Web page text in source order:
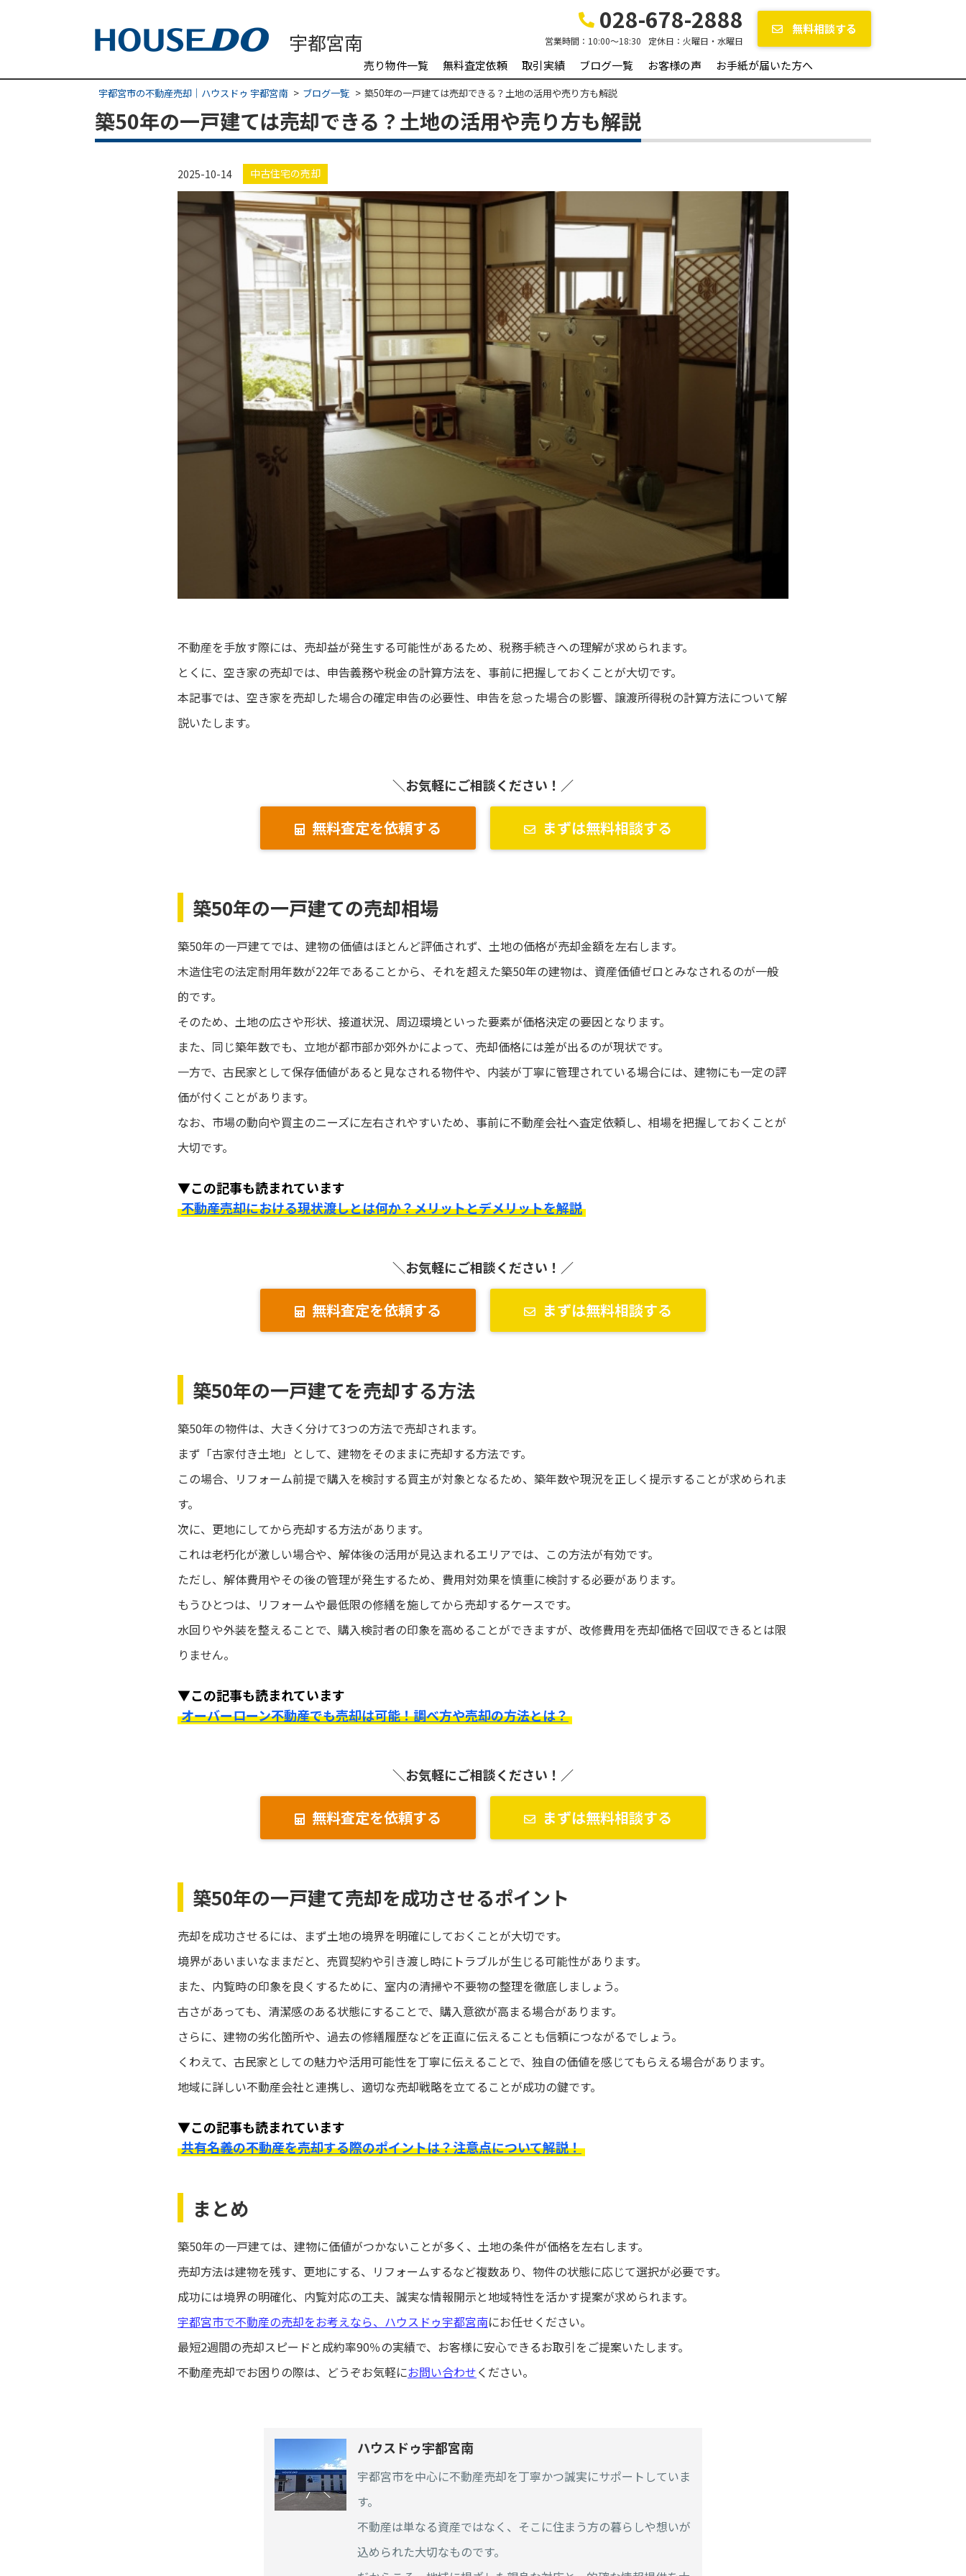
028-678-2888
営業時間： 10:00～18:30 定休日： 火曜日・水曜日
無料相談する
売り物件一覧 無料査定依頼 取引実績 ブログ一覧 お客様の声 お手紙が届いた方へ
宇都宮市の不動産売却｜ハウスドゥ 宇都宮南 ブログ一覧 築50年の一戸建ては売却できる？土地の活用や売り方も解説
築50年の一戸建ては売却できる？土地の活用や売り方も解説
2025-10-14 中古住宅の売却
不動産を手放す際には、売却益が発生する可能性があるため、税務手続きへの理解が求められます。
とくに、空き家の売却では、申告義務や税金の計算方法を、事前に把握しておくことが大切です。
本記事では、空き家を売却した場合の確定申告の必要性、申告を怠った場合の影響、譲渡所得税の計算方法について解
説いたします。
＼お気軽にご相談ください！／
無料査定を依頼する まずは無料相談する
築50年の一戸建ての売却相場
築50年の一戸建てでは、建物の価値はほとんど評価されず、土地の価格が売却金額を左右します。
木造住宅の法定耐用年数が22年であることから、それを超えた築50年の建物は、資産価値ゼロとみなされるのが一般
的です。
そのため、土地の広さや形状、接道状況、周辺環境といった要素が価格決定の要因となります。
また、同じ築年数でも、立地が都市部か郊外かによって、売却価格には差が出るのが現状です。
一方で、古民家として保存価値があると見なされる物件や、内装が丁寧に管理されている場合には、建物にも一定の評
価が付くことがあります。
なお、市場の動向や買主のニーズに左右されやすいため、事前に不動産会社へ査定依頼し、相場を把握しておくことが
大切です。
▼この記事も読まれています
不動産売却における現状渡しとは何か？メリットとデメリットを解説
＼お気軽にご相談ください！／
無料査定を依頼する まずは無料相談する
築50年の一戸建てを売却する方法
築50年の物件は、大きく分けて3つの方法で売却されます。
まず「古家付き土地」として、建物をそのままに売却する方法です。
この場合、リフォーム前提で購入を検討する買主が対象となるため、築年数や現況を正しく提示することが求められま
す。
次に、更地にしてから売却する方法があります。
これは老朽化が激しい場合や、解体後の活用が見込まれるエリアでは、この方法が有効です。
ただし、解体費用やその後の管理が発生するため、費用対効果を慎重に検討する必要があります。
もうひとつは、リフォームや最低限の修繕を施してから売却するケースです。
水回りや外装を整えることで、購入検討者の印象を高めることができますが、改修費用を売却価格で回収できるとは限
りません。
▼この記事も読まれています
オーバーローン不動産でも売却は可能！調べ方や売却の方法とは？
＼お気軽にご相談ください！／
無料査定を依頼する まずは無料相談する
築50年の一戸建て売却を成功させるポイント
売却を成功させるには、まず土地の境界を明確にしておくことが大切です。
境界があいまいなままだと、売買契約や引き渡し時にトラブルが生じる可能性があります。
また、内覧時の印象を良くするために、室内の清掃や不要物の整理を徹底しましょう。
古さがあっても、清潔感のある状態にすることで、購入意欲が高まる場合があります。
さらに、建物の劣化箇所や、過去の修繕履歴などを正直に伝えることも信頼につながるでしょう。
くわえて、古民家としての魅力や活用可能性を丁寧に伝えることで、独自の価値を感じてもらえる場合があります。
地域に詳しい不動産会社と連携し、適切な売却戦略を立てることが成功の鍵です。
▼この記事も読まれています
共有名義の不動産を売却する際のポイントは？注意点について解説！
まとめ
築50年の一戸建ては、建物に価値がつかないことが多く、土地の条件が価格を左右します。
売却方法は建物を残す、更地にする、リフォームするなど複数あり、物件の状態に応じて選択が必要です。
成功には境界の明確化、内覧対応の工夫、誠実な情報開示と地域特性を活かす提案が求められます。
宇都宮市で不動産の売却をお考えなら、ハウスドゥ宇都宮南にお任せください。
最短2週間の売却スピードと成約率90％の実績で、お客様に安心できるお取引をご提案いたします。
不動産売却でお困りの際は、どうぞお気軽にお問い合わせください。
ハウスドゥ宇都宮南
宇都宮市を中心に不動産売却を丁寧かつ誠実にサポートしていま
す。
不動産は単なる資産ではなく、そこに住まう方の暮らしや想いが
込められた大切なものです。